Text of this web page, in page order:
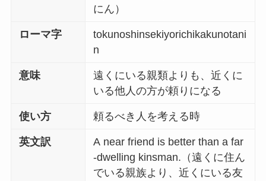
にん）
ローマ字
tokunoshinsekiyorichikakunotani
n
意味
遠くにいる親類よりも、近くに
いる他人の方が頼りになる
使い方 頼るべき人を考える時
英文訳
A near friend is better than a far
-dwelling kinsman.（遠くに住ん
でいる親族より、近くにいる友